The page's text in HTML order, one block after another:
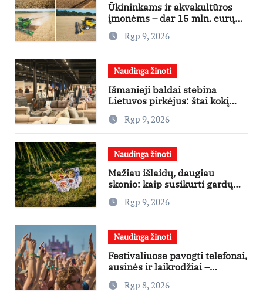
Ūkininkams ir akvakultūros
įmonėms – dar 15 mln. eurų
lengvatinėms paskoloms
Rgp 9, 2026
Naudinga žinoti
Išmanieji baldai stebina
Lietuvos pirkėjus: štai kokį
išgraibsto pirmiausia
Rgp 9, 2026
Naudinga žinoti
Mažiau išlaidų, daugiau
skonio: kaip susikurti gardų
pikniką iš vos kelių produktų
Rgp 9, 2026
Naudinga žinoti
Festivaliuose pavogti telefonai,
ausinės ir laikrodžiai –
ekspertai primena apie
didžiausias finansines rizikas
Rgp 8, 2026